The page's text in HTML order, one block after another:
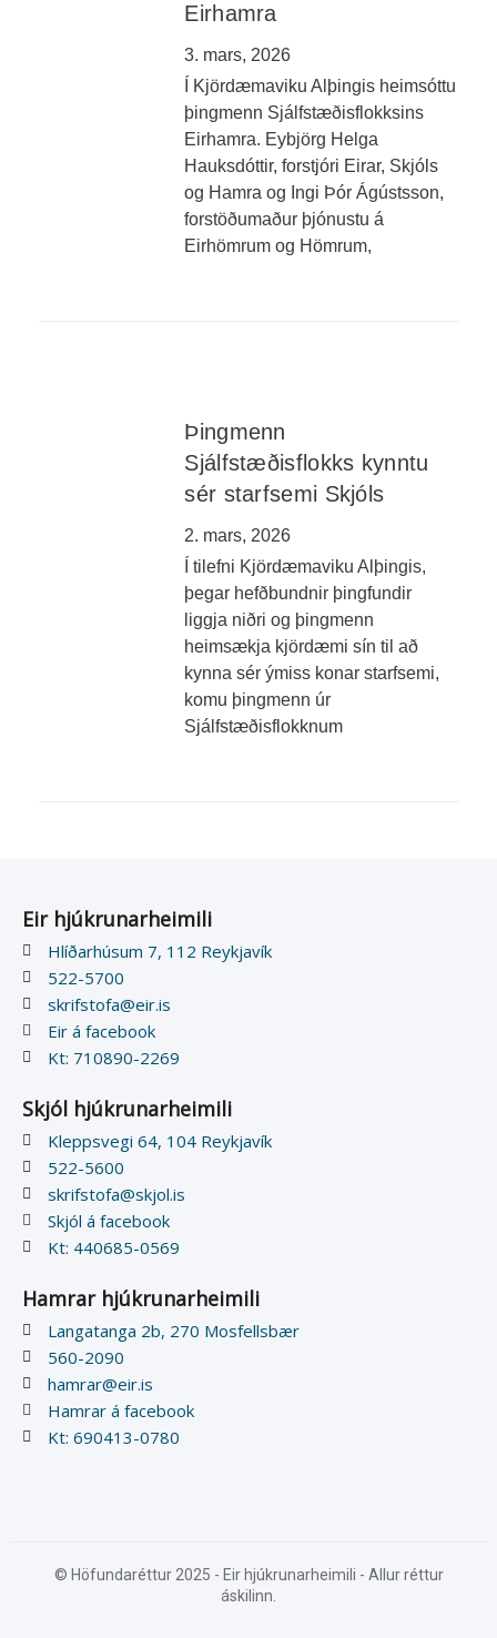
Eirhamra
3. mars, 2026
Í Kjördæmaviku Alþingis heimsóttu
þingmenn Sjálfstæðisflokksins
Eirhamra. Eybjörg Helga
Hauksdóttir, forstjóri Eirar, Skjóls
og Hamra og Ingi Þór Ágústsson,
forstöðumaður þjónustu á
Eirhömrum og Hömrum,
Þingmenn
Sjálfstæðisflokks kynntu
sér starfsemi Skjóls
2. mars, 2026
Í tilefni Kjördæmaviku Alþingis,
þegar hefðbundnir þingfundir
liggja niðri og þingmenn
heimsækja kjördæmi sín til að
kynna sér ýmiss konar starfsemi,
komu þingmenn úr
Sjálfstæðisflokknum
Eir hjúkrunarheimili
Hlíðarhúsum 7, 112 Reykjavík
522-5700
skrifstofa@eir.is
Eir á facebook
Kt: 710890-2269
Skjól hjúkrunarheimili
Kleppsvegi 64, 104 Reykjavík
522-5600
skrifstofa@skjol.is
Skjól á facebook
Kt: 440685-0569
Hamrar hjúkrunarheimili
Langatanga 2b, 270 Mosfellsbær
560-2090
hamrar@eir.is
Hamrar á facebook
Kt: 690413-0780
© Höfundaréttur 2025 - Eir hjúkrunarheimili - Allur réttur
áskilinn.